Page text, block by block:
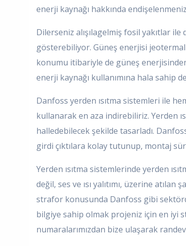
enerji kaynağı hakkında
Dilerseniz alışılagelmiş fosil yakıtlar
gösterebiliyor. Güneş enerjisi jeotermal
konumu itibariyle de güneş
enerji kaynağı kullanımına hala sahip
Danfoss yerden ısıtma sistemleri ile
kullanarak en aza indirebiliriz. Yerden
halledebilecek şekilde tasarladı.
girdi çıktılara kolay tutunup, montaj
Yerden ısıtma sistemlerinde yerden
değil, ses ve ısı yalıtımı, üzerine
strafor konusunda Danfoss gibi
bilgiye sahip olmak projeniz için en iyi
numaralarımızdan bize ulaşarak